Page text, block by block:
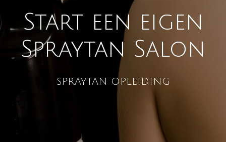
Start een eigen
Spraytan Salon
SPRAYTAN OPLEIDING